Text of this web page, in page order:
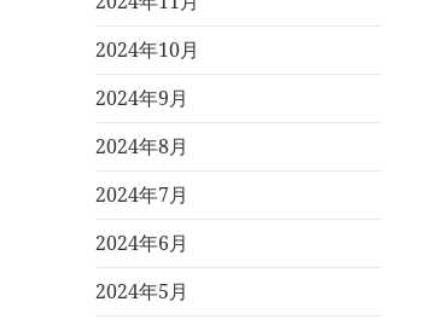
2024年10月
2024年9月
2024年8月
2024年7月
2024年6月
2024年5月